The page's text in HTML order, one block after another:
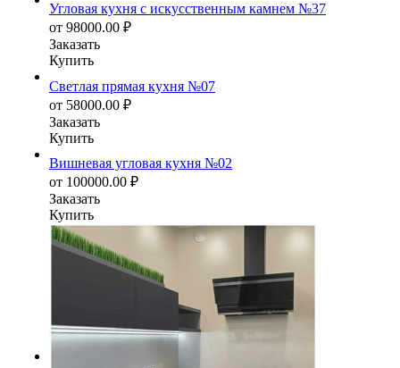
Угловая кухня с искусственным камнем №37
от 98000.00 ₽
Заказать
Купить
Светлая прямая кухня №07
от 58000.00 ₽
Заказать
Купить
Вишневая угловая кухня №02
от 100000.00 ₽
Заказать
Купить